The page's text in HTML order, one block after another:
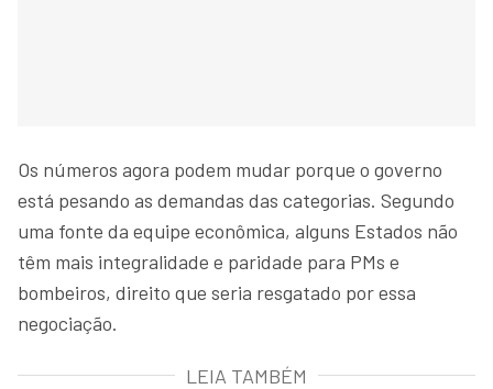
Os números agora podem mudar porque o governo
está pesando as demandas das categorias. Segundo
uma fonte da equipe econômica, alguns Estados não
têm mais integralidade e paridade para PMs e
bombeiros, direito que seria resgatado por essa
negociação.
LEIA TAMBÉM